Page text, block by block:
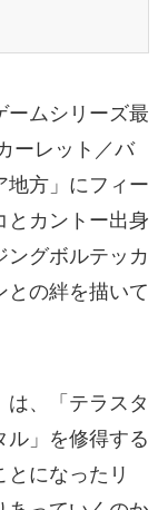
ームシリーズ最
ーレット／バ
地方」にフィー
とカントー出身
グボルテッカ
の絆を描いて
、「テラスタ
」を修得する
になったリ